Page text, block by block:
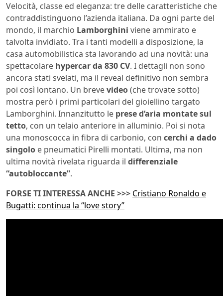
Velocità, classe ed eleganza: tre delle caratteristiche che
contraddistinguono l’azienda italiana. Da ogni parte del
mondo, il marchio Lamborghini viene ammirato e
talvolta invidiato. Tra i tanti modelli a disposizione, la
casa automobilistica sta lavorando ad una novità: una
spettacolare hypercar da 830 CV. I dettagli non sono
ancora stati svelati, ma il reveal definitivo non sembra
poi così lontano. Un brevevideo(che trovate sotto)
mostra però i primi particolari del gioiellino targato
Lamborghini. Innanzitutto le prese d’aria montate sul
tetto, con un telaio anteriore in alluminio. Poi si nota
una monoscocca in fibra di carbonio, con cerchi a dado
singolo e pneumatici Pirelli montati. Ultima, ma non
ultima novità rivelata riguarda il differenziale
“autobloccante”.
FORSE TI INTERESSA ANCHE >>> Cristiano Ronaldo e
Bugatti: continua la “love story”